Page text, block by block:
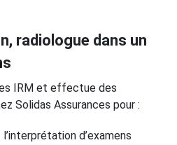
radiologue dans un
IRM et effectue des
Solidas Assurances pour :
d’examens